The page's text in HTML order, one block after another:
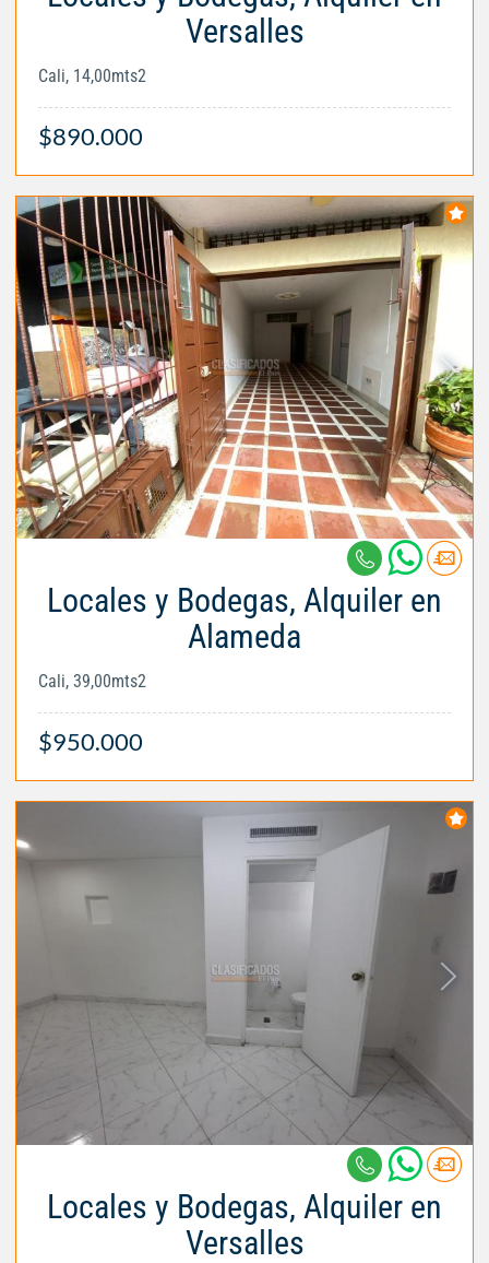
Versalles
Cali, 14,00mts2
$890.000
Locales y Bodegas, Alquiler en
Alameda
Cali, 39,00mts2
$950.000
Locales y Bodegas, Alquiler en
Versalles